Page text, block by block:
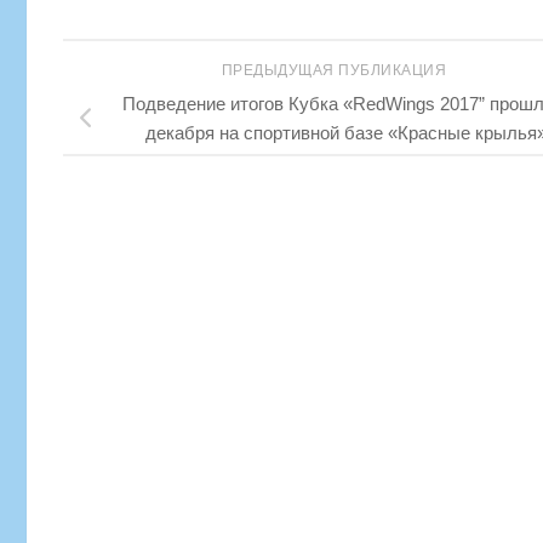
ПРЕДЫДУЩАЯ ПУБЛИКАЦИЯ
Подведение итогов Кубка «RedWings 2017”
декабря на спортивной базе «Красные